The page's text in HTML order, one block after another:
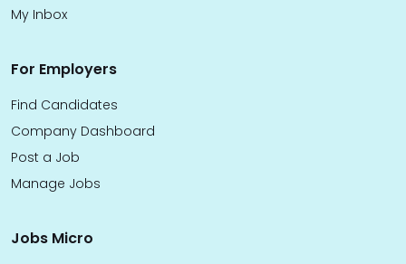
My Inbox
For Employers
Find Candidates
Company Dashboard
Post a Job
Manage Jobs
Jobs Micro